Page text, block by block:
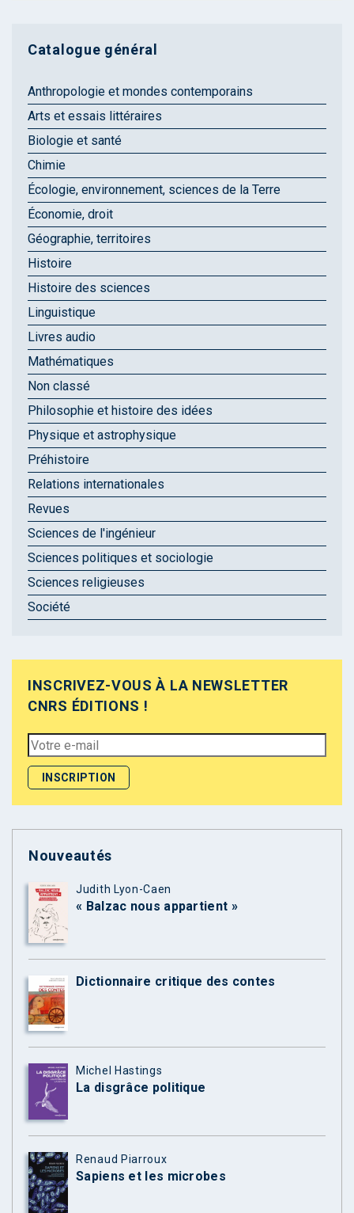
Catalogue général
Anthropologie et mondes contemporains
Arts et essais littéraires
Biologie et santé
Chimie
Écologie, environnement, sciences de la Terre
Économie, droit
Géographie, territoires
Histoire
Histoire des sciences
Linguistique
Livres audio
Mathématiques
Non classé
Philosophie et histoire des idées
Physique et astrophysique
Préhistoire
Relations internationales
Revues
Sciences de l'ingénieur
Sciences politiques et sociologie
Sciences religieuses
Société
INSCRIVEZ-VOUS À LA NEWSLETTER
CNRS ÉDITIONS !
Nouveautés
Judith Lyon-Caen
« Balzac nous appartient »
Dictionnaire critique des contes
Michel Hastings
La disgrâce politique
Renaud Piarroux
Sapiens et les microbes